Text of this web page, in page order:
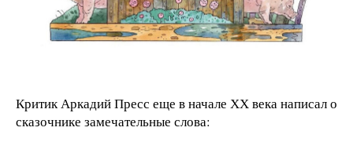
Критик Аркадий Пресс еще в начале ХХ века написал о
сказочнике замечательные слова: